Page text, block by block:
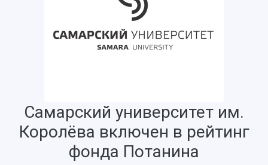
НАЗАД
Об университете
Образование
Научно-исследовательская деятельность
Самарский университет им.
Королёва включен в рейтинг
фонда Потанина